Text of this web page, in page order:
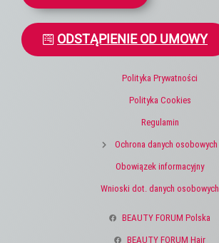
ODSTĄPIENIE OD UMOWY
Polityka Prywatności
Polityka Cookies
Regulamin
Ochrona danych osobowych
Obowiązek informacyjny
Wnioski dot. danych osobowych
BEAUTY FORUM Polska
BEAUTY FORUM Hair